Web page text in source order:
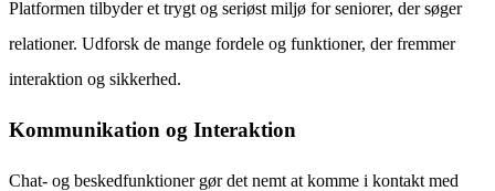
Platformen tilbyder et trygt og seriøst miljø for seniorer, der søger
relationer. Udforsk de mange fordele og funktioner, der fremmer
interaktion og sikkerhed.
Kommunikation og Interaktion
Chat- og beskedfunktioner gør det nemt at komme i kontakt med